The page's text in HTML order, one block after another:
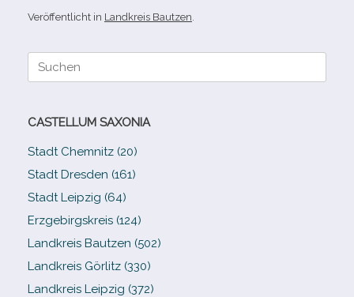
Veröffentlicht in Landkreis Bautzen
Suche
CASTELLUM SAXONIA
Stadt Chemnitz (20)
Stadt Dresden (161)
Stadt Leipzig (64)
Erzgebirgskreis (124)
Landkreis Bautzen (502)
Landkreis Görlitz (330)
Landkreis Leipzig (372)